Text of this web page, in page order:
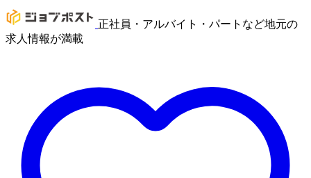
正社員・アルバイト・パートなど地元の
求人情報が満載